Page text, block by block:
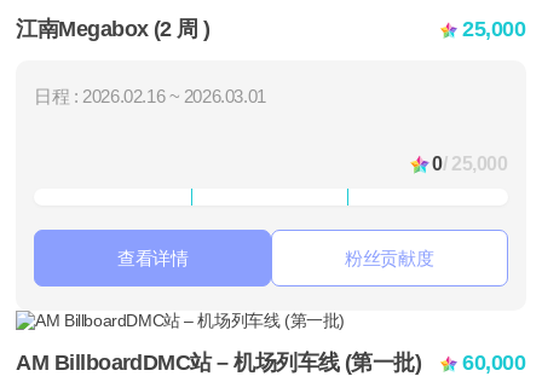
江南Megabox (2 周 ) 25,000
日程 : 2026.02.16 ~ 2026.03.01
0/ 25,000
查看详情 粉丝贡献度
AM BillboardDMC站 – 机场列车线 (第一批) 60,000